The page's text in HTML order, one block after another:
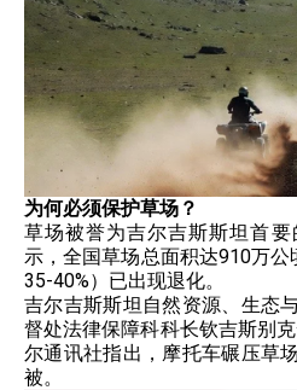
为何必须保护草场？
草场被誉为吉尔吉斯斯坦首
示，全国草场总面积达910万
35-40%）已出现退化。
吉尔吉斯斯坦自然资源、生态
督处法律保障科科长钦吉斯别克
尔通讯社指出，摩托车碾压草
被。